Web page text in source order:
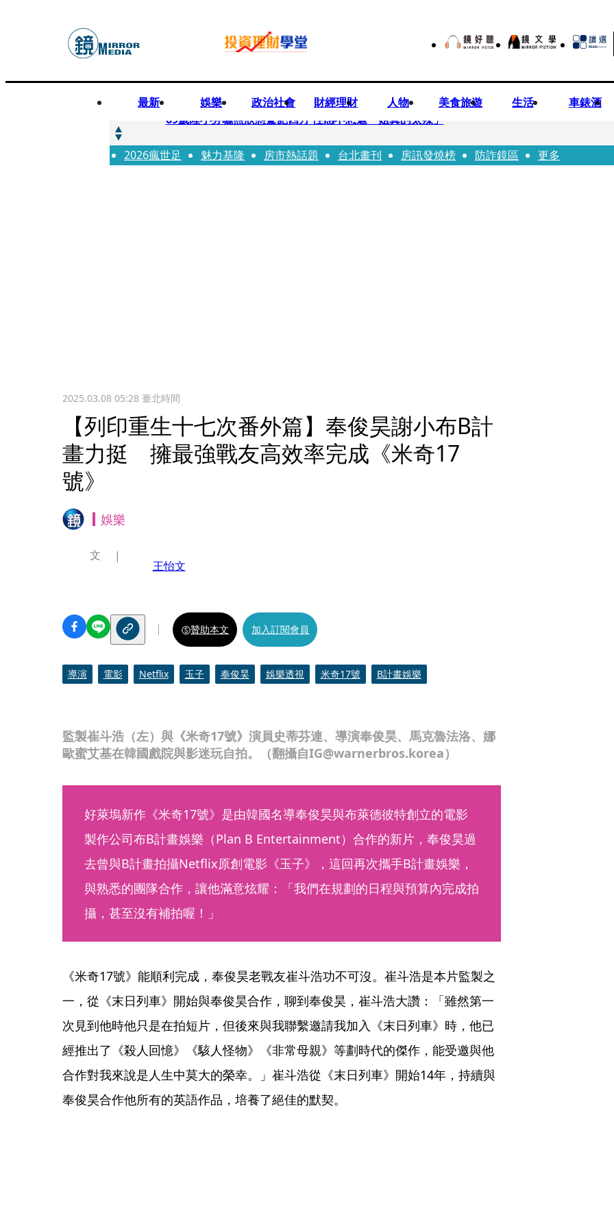
最新 娛樂 政治社會 財經理財 人物 美食旅遊 生活 車錶酒
快訊
69歲陸小芬曬照狀態驚艷四方 性感不想遮「姐真的太辣」
快訊
不動產放款風險遽增 金管會嚴控金檢地政士揪出多起違規
2026瘋世足 魅力基隆 房市熱話題 台北畫刊 房訊發燒榜 防詐鏡區 更多
2025.03.08 05:28臺北時間
【列印重生十七次番外篇】奉俊昊謝小布B計
畫力挺 擁最強戰友高效率完成《米奇17
號》
娛樂
監製崔斗浩（左）與《米奇17號》演員史蒂芬連、導演奉俊昊、馬克魯法洛、娜
歐蜜艾基在韓國戲院與影迷玩自拍。（翻攝自IG@warnerbros.korea）
文
王怡文
贊助本文 加入訂閱會員
導演 電影 Netflix 玉子 奉俊昊 娛樂透視 米奇17號 B計畫娛樂
好萊塢新作《米奇17號》是由韓國名導奉俊昊與布萊德彼特創立的電影
製作公司布B計畫娛樂（Plan B Entertainment）合作的新片，奉俊昊過
去曾與B計畫拍攝Netflix原創電影《玉子》，這回再次攜手B計畫娛樂，
與熟悉的團隊合作，讓他滿意炫耀：「我們在規劃的日程與預算內完成拍
攝，甚至沒有補拍喔！」
《米奇17號》能順利完成，奉俊昊老戰友崔斗浩功不可沒。崔斗浩是本片監製之
一，從《末日列車》開始與奉俊昊合作，聊到奉俊昊，崔斗浩大讚：「雖然第一
次見到他時他只是在拍短片，但後來與我聯繫邀請我加入《末日列車》時，他已
經推出了《殺人回憶》《駭人怪物》《非常母親》等劃時代的傑作，能受邀與他
合作對我來說是人生中莫大的榮幸。」崔斗浩從《末日列車》開始14年，持續與
奉俊昊合作他所有的英語作品，培養了絕佳的默契。